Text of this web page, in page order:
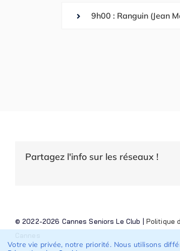
9h00 : Ranguin (Jean
Partagez l'info sur les réseaux !
© 2022-2026 Cannes Seniors Le Club | Politique
Votre vie privée, notre priorité. Nous utilisons